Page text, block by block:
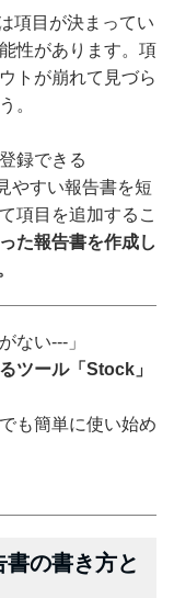
項目が決まってい
性があります。項
トが崩れて見づら
。
録できる
やすい報告書を短
項目を追加するこ
た報告書を作成し
ない---」
ツール「Stock」
も簡単に使い始め
書の書き方と